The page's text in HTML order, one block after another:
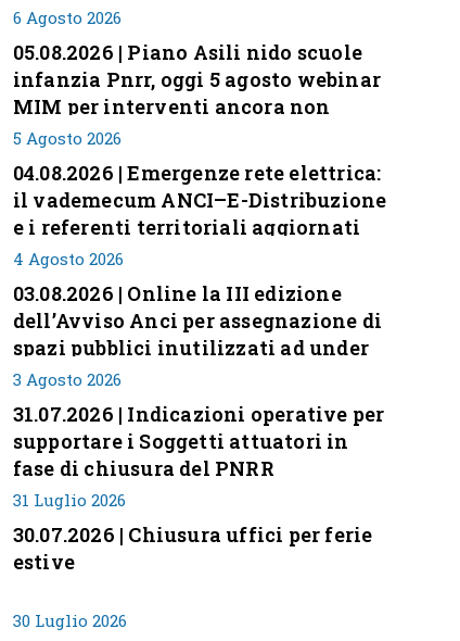
6 Agosto 2026
05.08.2026 | Piano Asili nido scuole
infanzia Pnrr, oggi 5 agosto webinar
MIM per interventi ancora non
conclusi
5 Agosto 2026
04.08.2026 | Emergenze rete elettrica:
il vademecum ANCI–E-Distribuzione
e i referenti territoriali aggiornati
4 Agosto 2026
03.08.2026 | Online la III edizione
dell’Avviso Anci per assegnazione di
spazi pubblici inutilizzati ad under
35
3 Agosto 2026
31.07.2026 | Indicazioni operative per
supportare i Soggetti attuatori in
fase di chiusura del PNRR
31 Luglio 2026
30.07.2026 | Chiusura uffici per ferie
estive
30 Luglio 2026